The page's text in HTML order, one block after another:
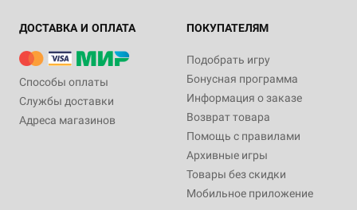
ДОСТАВКА И ОПЛАТА
Способы оплаты
Службы доставки
Адреса магазинов
ПОКУПАТЕЛЯМ
Подобрать игру
Бонусная программа
Информация о заказе
Возврат товара
Помощь с правилами
Архивные игры
Товары без скидки
Мобильное приложение